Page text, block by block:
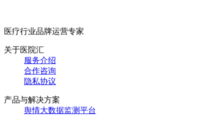
医疗行业品牌运营专家
关于医院汇
服务介绍
合作咨询
隐私协议
产品与解决方案
舆情大数据监测平台